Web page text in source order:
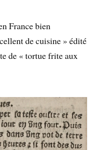
France bien
de cuisine » édité
de « tortue frite aux